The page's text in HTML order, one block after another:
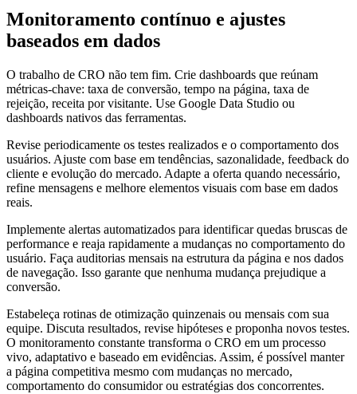
Monitoramento contínuo e ajustes
baseados em dados
O trabalho de CRO não tem fim. Crie dashboards que reúnam
métricas-chave: taxa de conversão, tempo na página, taxa de
rejeição, receita por visitante. Use Google Data Studio ou
dashboards nativos das ferramentas.
Revise periodicamente os testes realizados e o comportamento dos
usuários. Ajuste com base em tendências, sazonalidade, feedback do
cliente e evolução do mercado. Adapte a oferta quando necessário,
refine mensagens e melhore elementos visuais com base em dados
reais.
Implemente alertas automatizados para identificar quedas bruscas de
performance e reaja rapidamente a mudanças no comportamento do
usuário. Faça auditorias mensais na estrutura da página e nos dados
de navegação. Isso garante que nenhuma mudança prejudique a
conversão.
Estabeleça rotinas de otimização quinzenais ou mensais com sua
equipe. Discuta resultados, revise hipóteses e proponha novos testes.
O monitoramento constante transforma o CRO em um processo
vivo, adaptativo e baseado em evidências. Assim, é possível manter
a página competitiva mesmo com mudanças no mercado,
comportamento do consumidor ou estratégias dos concorrentes.